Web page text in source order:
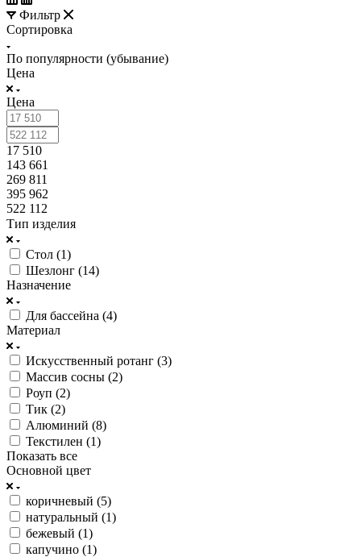
Фильтр
Сортировка
По популярности (убывание)
Цена
Цена
17 510
143 661
269 811
395 962
522 112
Тип изделия
Стол (1)
Шезлонг (14)
Назначение
Для бассейна (4)
Материал
Искусственный ротанг (3)
Массив сосны (2)
Роуп (2)
Тик (2)
Алюминий (8)
Текстилен (1)
Показать все
Основной цвет
коричневый (5)
натуральный (1)
бежевый (1)
капучино (1)